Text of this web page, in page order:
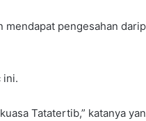
pengesahan
ini.
Tatatertib,” katanya